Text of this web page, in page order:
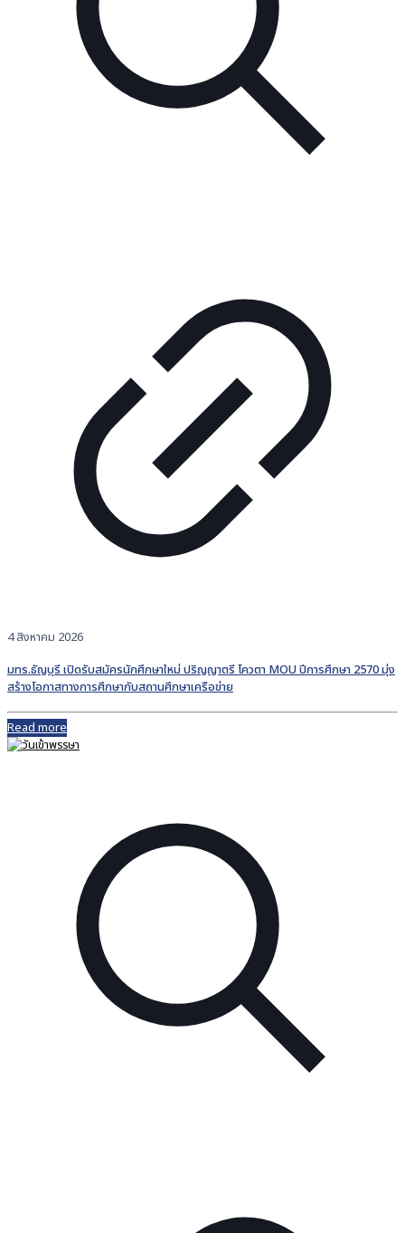
4 สิงหาคม 2026
มทร.ธัญบุรี เปิดรับสมัครนักศึกษาใหม่ ปริญญาตรี โควตา MOU ปีการศึกษา 2570 มุ่ง
สร้างโอกาสทางการศึกษากับสถานศึกษาเครือข่าย
Read more